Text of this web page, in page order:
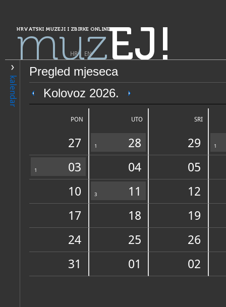
HRVATSKI MUZEJI I ZBIRKE ONLINE
muzEJ!
HR| EN
kalendar
Pregled mjeseca
Kolovoz 2026.
PON UTO SRI
27 1 28 29 1
1 03 04
05
10
3 11
12
17
18
19
24
25
26
31
01 02
PRETRAŽIVANJE
Grad Zagreb
Hrvatski muzej arhitekture
OPĆI PODACI
Zbirke